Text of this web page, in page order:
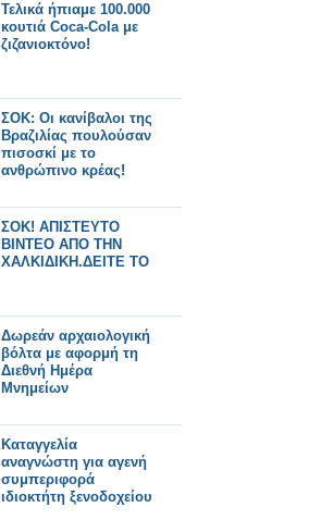
Τελικά ήπιαμε 100.000
κουτιά Coca-Cola με
ζιζανιοκτόνο!
ΣΟΚ: Οι κανίβαλοι της
Βραζιλίας πουλούσαν
πισοσκί με το
ανθρώπινο κρέας!
ΣΟΚ! ΑΠΙΣΤΕΥΤΟ
ΒΙΝΤΕΟ ΑΠΟ ΤΗΝ
ΧΑΛΚΙΔΙΚΗ.ΔΕΙΤΕ ΤΟ
Δωρεάν αρχαιολογική
βόλτα με αφορμή τη
Διεθνή Ημέρα
Μνημείων
Καταγγελία
αναγνώστη για αγενή
συμπεριφορά
ιδιοκτήτη ξενοδοχείου